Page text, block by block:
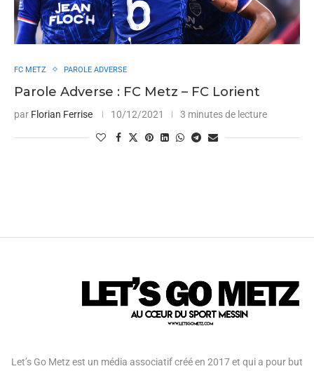
FC METZ PAROLE ADVERSE
Parole Adverse : FC Metz – FC Lorient
par Florian Ferrise 10/12/2021 3 minutes de lecture
Let’s Go Metz est un média associatif créé en 2017 et qui a pour but